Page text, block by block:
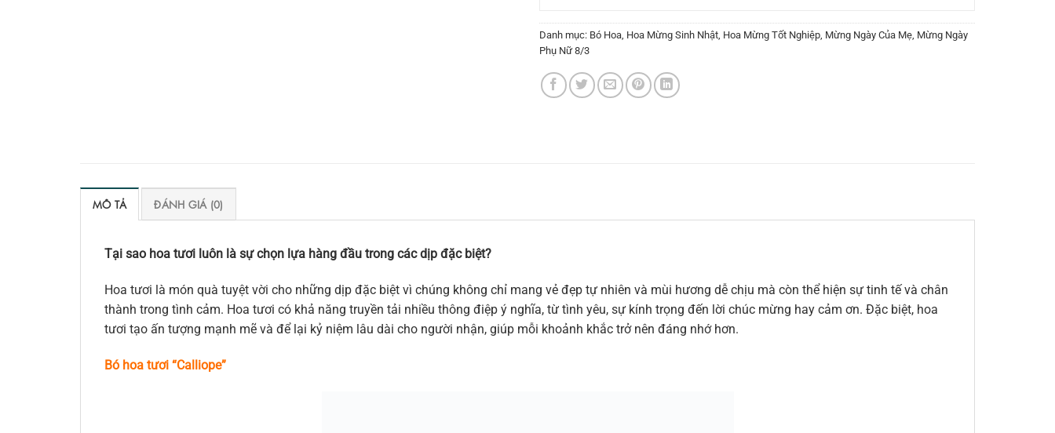
Danh mục: Bó Hoa Hoa Mừng Sinh Nhật Hoa Mừng Tốt Nghiệp Mừng Ngày Của Mẹ Mừng Ngày
Phụ Nữ 8/3
MÔ TẢ ĐÁNH GIÁ (0)
Tại sao hoa tươi luôn là sự chọn lựa hàng đầu trong các dịp đặc biệt?
Hoa tươi là món quà tuyệt vời cho những dịp đặc biệt vì chúng không chỉ mang vẻ đẹp tự nhiên và mùi hương dễ chịu mà còn thể hiện sự tinh tế và chân
thành trong tình cảm. Hoa tươi có khả năng truyền tải nhiều thông điệp ý nghĩa, từ tình yêu, sự kính trọng đến lời chúc mừng hay cảm ơn. Đặc biệt, hoa
tươi tạo ấn tượng mạnh mẽ và để lại kỷ niệm lâu dài cho người nhận, giúp mỗi khoảnh khắc trở nên đáng nhớ hơn.
Bó hoa tươi “Calliope”